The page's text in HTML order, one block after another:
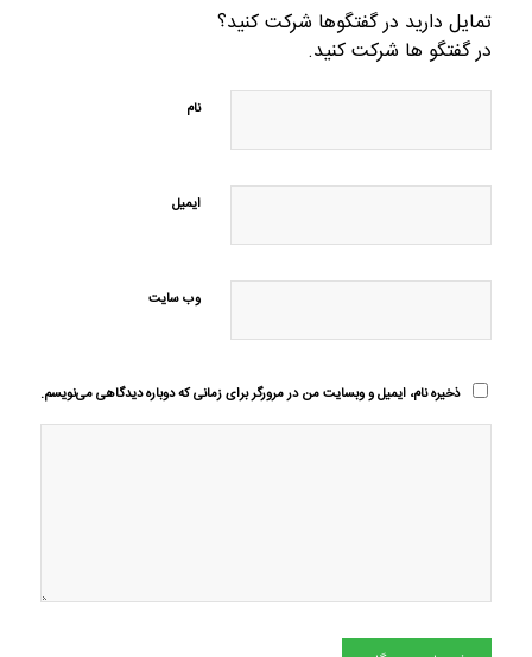
تمایل دارید در گفتگوها شرکت کنید؟
در گفتگو ها شرکت کنید.
نام
ایمیل
وب‌ سایت
ذخیره نام، ایمیل و وبسایت من در مرورگر برای زمانی که دوباره دیدگاهی می‌نویسم.